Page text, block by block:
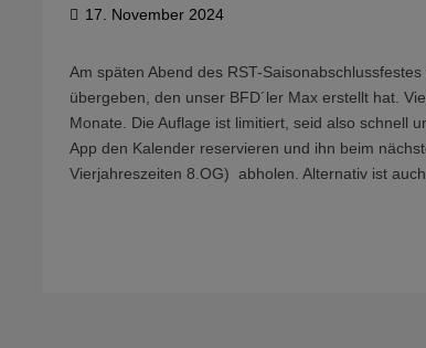
17. November 2024
Am späten Abend des RST-
übergeben, den unser BFD´ler Max erstellt hat.
Monate. Die Auflage ist limitiert, seid also schnell
App den Kalender reservieren und ihn beim
Vierjahreszeiten 8.OG) abholen. Alternativ ist